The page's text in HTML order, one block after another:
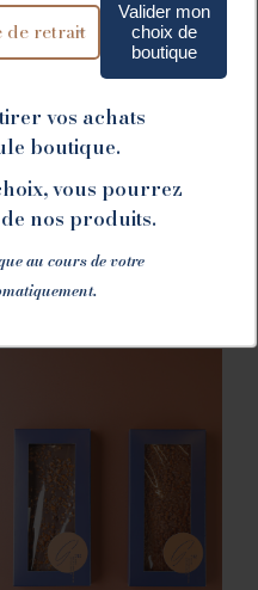
Valider mon
choix de
boutique
vos achats
boutique.
vous pourrez
nos produits.
au cours de votre
TABLETTE
L’ORANGERAIE
7.70€
Ajouter au panier